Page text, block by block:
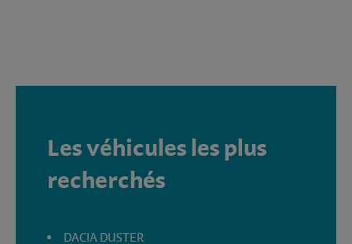
Les véhicules les plus
recherchés
DACIA DUSTER